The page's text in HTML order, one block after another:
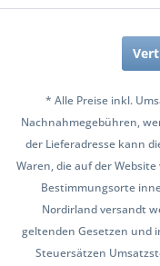
* Alle Preise inkl.
Nachnahmegebühren,
der Lieferadresse kann
Waren, die auf der
Bestimmungsorte
Nordirland versandt
geltenden Gesetzen und
Steuersätzen